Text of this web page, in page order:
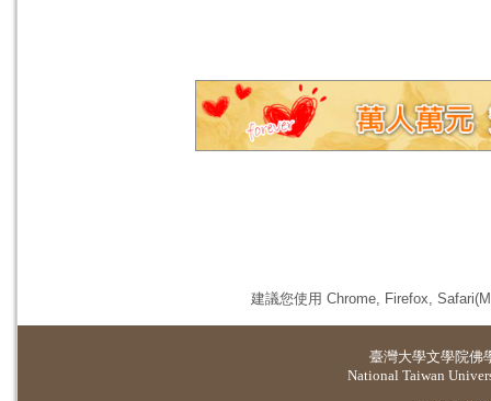
建議您使用 Chrome, Firefox,
臺灣大學文學院佛
National Taiwan